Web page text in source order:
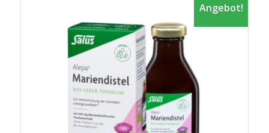
Angebot!